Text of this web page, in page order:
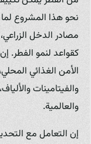
نحو هذا المشروع
مصادر الدخل
كقواعد لنمو الفطر.
الأمن الغذائي
والفيتامينات
والعالمية.
إن التعامل مع